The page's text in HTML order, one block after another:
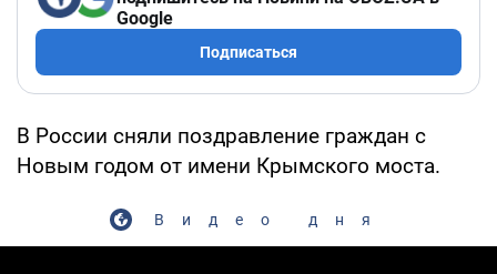
Google
Подписаться
В России сняли поздравление граждан с
Новым годом от имени Крымского моста.
Видео дня